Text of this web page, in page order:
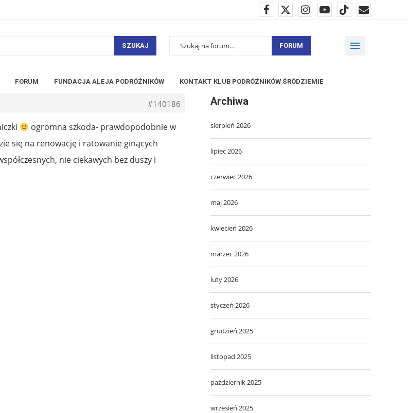
SZUKAJ FORUM
FORUM FUNDACJA ALEJA PODRÓŻNIKÓW KONTAKT KLUB PODRÓŻNIKÓW ŚRÓDZIEMIE
#140186
ogromna szkoda- prawdopodobnie w
się na renowację i ratowanie ginących
nie ciekawych bez duszy i
Archiwa
sierpień 2026
lipiec 2026
czerwiec 2026
maj 2026
kwiecień 2026
marzec 2026
luty 2026
styczeń 2026
grudzień 2025
listopad 2025
październik 2025
wrzesień 2025